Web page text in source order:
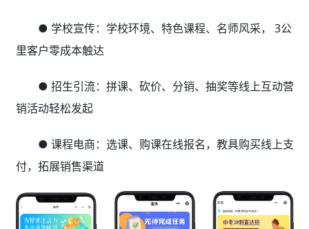
● 学校宣传：学校环境、特色课程、名师风采， 3公
里客户零成本触达
● 招生引流：拼课、砍价、分销、抽奖等线上互动营
销活动轻松发起
● 课程电商：选课、购课在线报名，教具购买线上支
付，拓展销售渠道